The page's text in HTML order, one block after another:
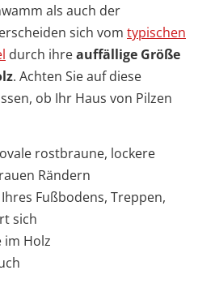
als auch der
sich vom typischen
durch ihreauffällige Größe
. Achten Sie auf diese
ob Ihr Haus von Pilzen
rostbraune, lockere
Rändern
Fußbodens, Treppen,
sich
im Holz